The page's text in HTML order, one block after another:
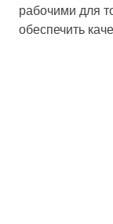
рабочими для
обеспечить